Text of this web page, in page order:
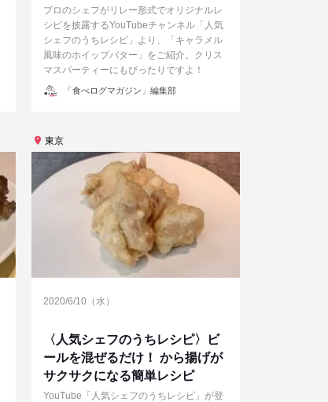
プロのシェフがリレー形式でオリジナルレ
シピを披露するYouTubeチャンネル「人気
シェフのうちレシピ」より、「キャラメル
風味のホイップバター」をご紹介。クリス
マスパーティーにもぴったりですよ！
投「食べログマガジン」編集部
東京
2020/6/10（水）
〈人気シェフのうちレシピ〉ビ
ールを混ぜるだけ！ から揚げが
サクサクになる簡単レシピ
YouTube「人気シェフのうちレシピ」が登